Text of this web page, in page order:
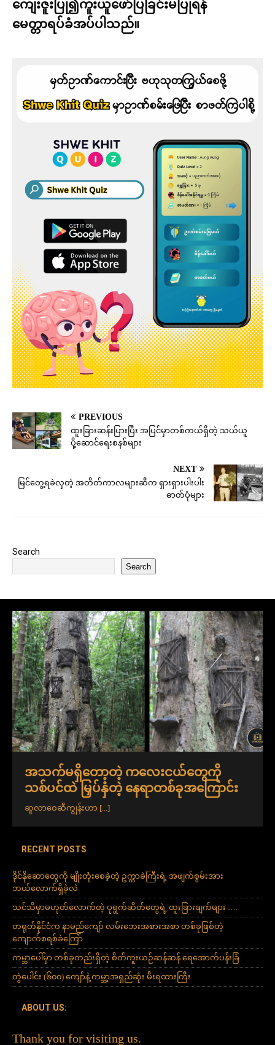
ကျေးဇူးပြု၍ကူးယူဖော်ပြခြင်းမပြုရန်
မေတ္တာရပ်ခံအပ်ပါသည်။
PREVIOUS
ထူးခြားဆန်းပြားပြီး အပြင်မှာတစ်ကယ်ရှိတဲ့ သယ်ယူ
ပို့ဆောင်ရေးစနစ်များ
NEXT
မြင်တွေ့ရခဲလှတဲ့ အတိတ်ကာလများဆီက ရှားရှားပါးပါး
ဓာတ်ပုံများ
Search
Search
အသက်မရှိတော့တဲ့ ကလေးငယ်တွေကို
သစ်ပင်ထဲ မြှပ်နှံတဲ့ နေရာတစ်ခုအကြောင်း
ဆူလာဝေဆီကျွန်းဟာ [...]
RECENT POSTS
ဒိုင်နိုဆောတွေကို မျိုးတုံးစေခဲ့တဲ့ ဥက္ကာခဲကြီးရဲ့ အဖျက်စွမ်းအား
ဘယ်လောက်ရှိခဲ့လဲ
သင်သိမှာမဟုတ်လောက်တဲ့ ပုရွက်ဆိတ်တွေရဲ့ ထူးခြားချက်များ ….
တရုတ်နိုင်ငံက နာမည်ကျော် လမ်းဘေးအစားအစာ တစ်ခုဖြစ်တဲ့
ကျောက်စရစ်ခဲကြော်
ကမ္ဘာပေါ်မှာ တစ်ခုတည်းရှိတဲ့ စိတ်ကူးယဉ်ဆန်ဆန် ရေအောက်ပန်းခြံ
တွဲပေါင်း (၆၀၀) ကျော်နဲ့ ကမ္ဘာ့အရှည်ဆုံး မီးရထားကြီး
ABOUT US:
Thank you for visiting us.